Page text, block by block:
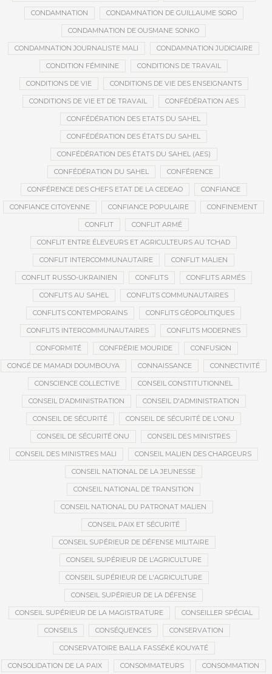
CONDAMNATION CONDAMNATION DE GUILLAUME SORO
CONDAMNATION DE OUSMANE SONKO
CONDAMNATION JOURNALISTE MALI CONDAMNATION JUDICIAIRE
CONDITION FÉMININE CONDITIONS DE TRAVAIL
CONDITIONS DE VIE CONDITIONS DE VIE DES ENSEIGNANTS
CONDITIONS DE VIE ET DE TRAVAIL CONFÉDÉRATION AES
CONFÉDÉRATION DES ETATS DU SAHEL
CONFÉDÉRATION DES ÉTATS DU SAHEL
CONFÉDÉRATION DES ÉTATS DU SAHEL (AES)
CONFÉDÉRATION DU SAHEL CONFÉRENCE
CONFÉRENCE DES CHEFS ETAT DE LA CEDEAO CONFIANCE
CONFIANCE CITOYENNE CONFIANCE POPULAIRE CONFINEMENT
CONFLIT CONFLIT ARMÉ
CONFLIT ENTRE ÉLEVEURS ET AGRICULTEURS AU TCHAD
CONFLIT INTERCOMMUNAUTAIRE CONFLIT MALIEN
CONFLIT RUSSO-UKRAINIEN CONFLITS CONFLITS ARMÉS
CONFLITS AU SAHEL CONFLITS COMMUNAUTAIRES
CONFLITS CONTEMPORAINS CONFLITS GÉOPOLITIQUES
CONFLITS INTERCOMMUNAUTAIRES CONFLITS MODERNES
CONFORMITÉ CONFRÉRIE MOURIDE CONFUSION
CONGÉ DE MAMADI DOUMBOUYA CONNAISSANCE CONNECTIVITÉ
CONSCIENCE COLLECTIVE CONSEIL CONSTITUTIONNEL
CONSEIL D’ADMINISTRATION CONSEIL D'ADMINISTRATION
CONSEIL DE SÉCURITÉ CONSEIL DE SÉCURITÉ DE L'ONU
CONSEIL DE SÉCURITÉ ONU CONSEIL DES MINISTRES
CONSEIL DES MINISTRES MALI CONSEIL MALIEN DES CHARGEURS
CONSEIL NATIONAL DE LA JEUNESSE
CONSEIL NATIONAL DE TRANSITION
CONSEIL NATIONAL DU PATRONAT MALIEN
CONSEIL PAIX ET SÉCURITÉ
CONSEIL SUPÉRIEUR DE DÉFENSE MILITAIRE
CONSEIL SUPÉRIEUR DE L’AGRICULTURE
CONSEIL SUPÉRIEUR DE L'AGRICULTURE
CONSEIL SUPÉRIEUR DE LA DÉFENSE
CONSEIL SUPÉRIEUR DE LA MAGISTRATURE CONSEILLER SPÉCIAL
CONSEILS CONSÉQUENCES CONSERVATION
CONSERVATOIRE BALLA FASSÉKÉ KOUYATÉ
CONSOLIDATION DE LA PAIX CONSOMMATEURS CONSOMMATION